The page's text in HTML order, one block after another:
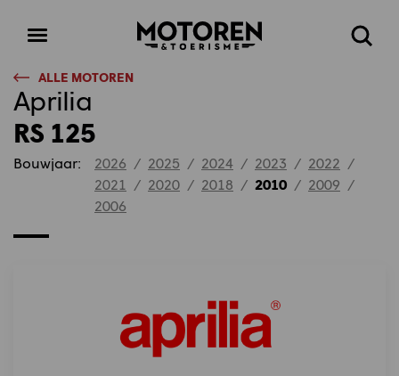
Open
Homepage Zoeken
ALLE MOTOREN
Aprilia
RS 125
Bouwjaar: 2026 / 2025 / 2024 / 2023 / 2022 /
2021 / 2020 / 2018 / 2010 / 2009 /
2006